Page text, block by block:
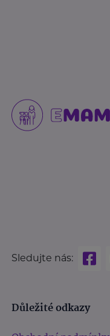
Sledujte nás:
Důležité odkazy